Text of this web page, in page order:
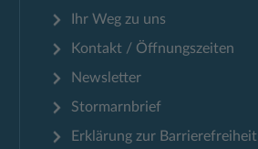
Ihr Weg zu uns
Kontakt / Öffnungszeiten
Newsletter
Stormarnbrief
Erklärung zur Barrierefreiheit